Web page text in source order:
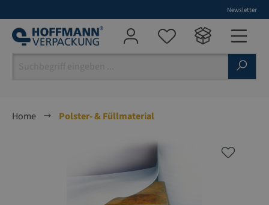
Newsletter
Home
Polster- & Füllmaterial